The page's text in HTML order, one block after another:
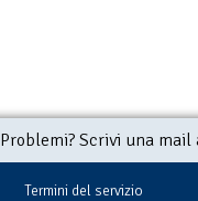
Problemi? Scrivi una
Termini del servizio